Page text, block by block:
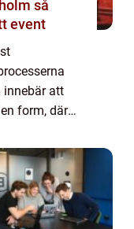
så
event
innebär att
form, där